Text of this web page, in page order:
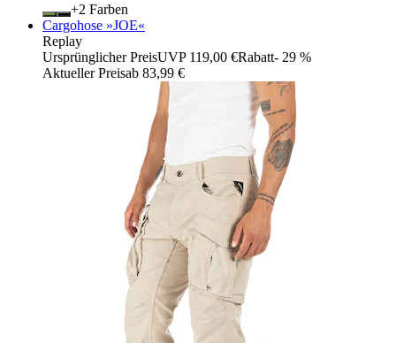
+
Farben
Cargohose »JOE«
Replay
Ursprünglicher PreisUVP 119,00 €Rabatt- 29 %
Aktueller Preisab 83,99 €